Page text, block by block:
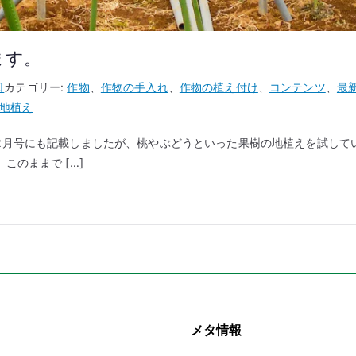
。
カテゴリー:作物 作物の手入れ、 作物の植え付け コンテンツ
最
地植え
号にも記載しましたが、桃やぶどうといった果樹の地植えを試し
このままで […]
メタ情報